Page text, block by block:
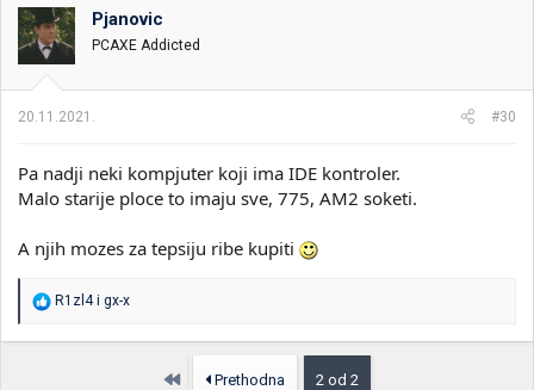
o
v
a
n
:
Pjanovic
PCAXE Addicted
20.11.2021. #30
Pa nadji neki kompjuter koji ima IDE kontroler.
Malo starije ploce to imaju sve, 775, AM2 soketi.
A njih mozes za tepsiju ribe kupiti
R
a
R1zl4i gx-x
Prvo Prethodna 2 od 2